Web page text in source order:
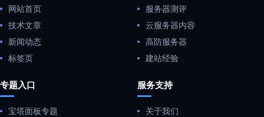
网站首页
技术文章
新闻动态
标签页
服务器测评
云服务器内容
高防服务器
建站经验
专题入口
宝塔面板专题
服务支持
关于我们